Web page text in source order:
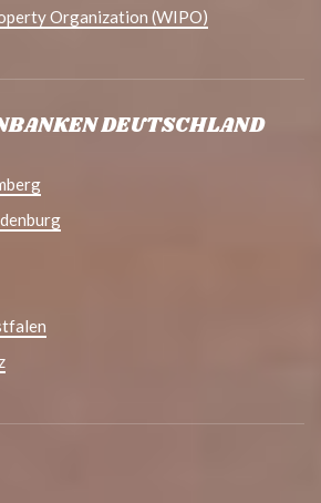
Organization (WIPO)
DEUTSCHLAND